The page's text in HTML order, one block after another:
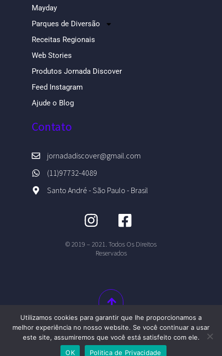
Mayday
Parques de Diversão
Receitas Regionais
Web Stories
Produtos Jornada Discover
Feed Instagram
Ajude o Blog
Contato
jornadadiscover@gmail.com
(11)97732-4089
Santo André - São Paulo - Brasil
© 2019 – 2021. Todos Os Direitos
Reservados
Utilizamos cookies para garantir que lhe proporcionamos a
melhor experiência no nosso website. Se você continuar a usar
este site, assumiremos que você está satisfeito com ele.
OK
Politica de Privacidade